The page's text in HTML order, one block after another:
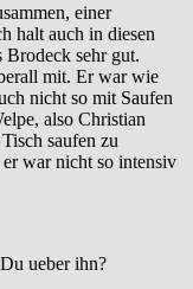
einer
halt auch in diesen
Brodeck sehr gut.
mit. Er war wie
nicht so mit Saufen
also Christian
saufen zu
war nicht so intensiv
ueber ihn?